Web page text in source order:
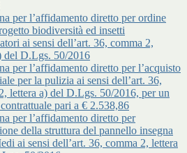
per l’affidamento diretto per ordine
biodiversità ed insetti
ai sensi dell’art. 36, comma 2,
del D.Lgs. 50/2016
per l’affidamento diretto per l’acquisto
per la pulizia ai sensi dell’art. 36,
lettera a) del D.Lgs. 50/2016, per un
pari a € 2.538,86
per l’affidamento diretto per
della struttura del pannello insegna
ai sensi dell’art. 36, comma 2, lettera